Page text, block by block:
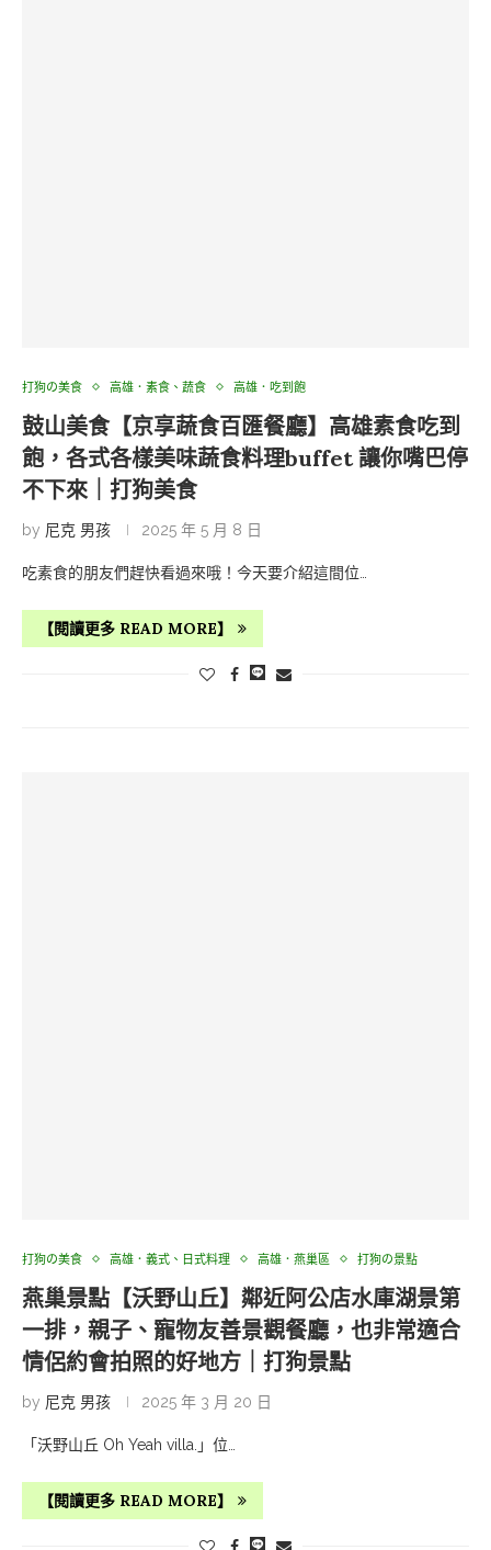
打狗の美食 高雄．素食、蔬食 高雄．吃到飽
鼓山美食【京享蔬食百匯餐廳】高雄素食吃到
飽，各式各樣美味蔬食料理buffet 讓你嘴巴停
不下來｜打狗美食
by 尼克 男孩 2025 年 5 月 8 日
吃素食的朋友們趕快看過來哦！今天要介紹這間位…
【閱讀更多 READ MORE】
打狗の美食 高雄．義式、日式料理 高雄．燕巢區 打狗の景點
燕巢景點【沃野山丘】鄰近阿公店水庫湖景第
一排，親子、寵物友善景觀餐廳，也非常適合
情侶約會拍照的好地方｜打狗景點
by 尼克 男孩 2025 年 3 月 20 日
「沃野山丘 Oh Yeah villa.」位…
【閱讀更多 READ MORE】